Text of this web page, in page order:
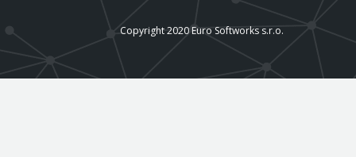
Copyright 2020 Euro Softworks s.r.o.